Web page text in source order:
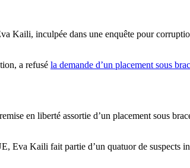
Kaili, inculpée dans une enquête pour
a refusé la demande d’un placement sous
en liberté assortie d’un placement sous
Eva Kaili fait partie d’un quatuor de suspects